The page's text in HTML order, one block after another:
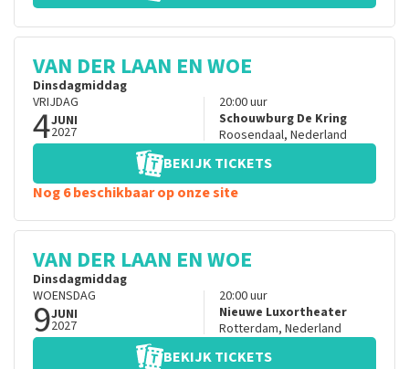
VAN DER LAAN EN WOE
Dinsdagmiddag
VRIJDAG
4JUNI
2027
20:00uur
Schouwburg De Kring
Roosendaal, Nederland
BEKIJK TICKETS
Nog 6 beschikbaar op onze site
VAN DER LAAN EN WOE
Dinsdagmiddag
WOENSDAG
9JUNI
2027
20:00uur
Nieuwe Luxortheater
Rotterdam, Nederland
BEKIJK TICKETS